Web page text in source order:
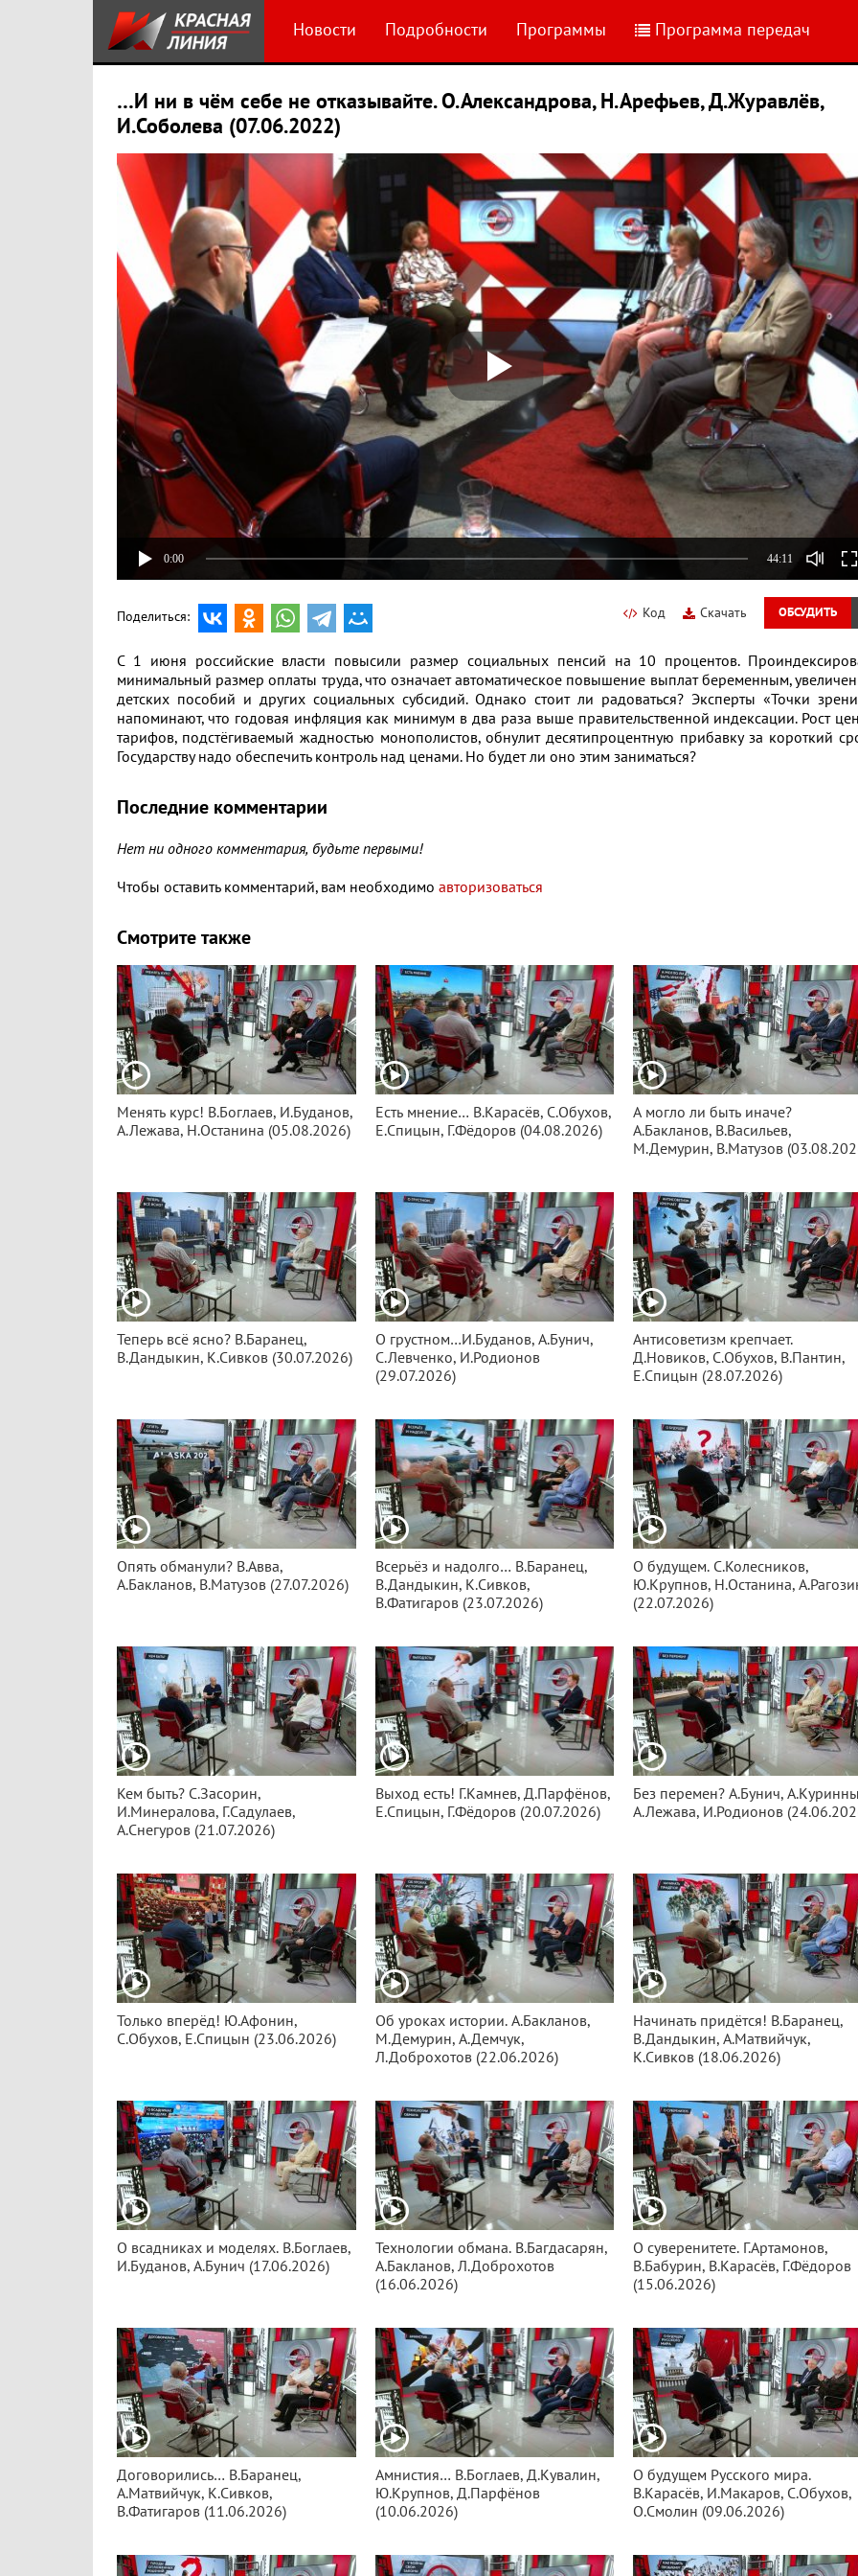
Новости Подробности Программы Программа передач
…И ни в чём себе не отказывайте. О.Александрова, Н.Арефьев, Д.Журавлёв,
И.Соболева (07.06.2022)
0:00 44:11
ОБСУДИТЬ
Скачать
Код
Поделиться:
С 1 июня российские власти повысили размер социальных пенсий на 10 процентов.
минимальный размер оплаты труда, что означает автоматическое повышение выплат беременным,
детских пособий и других социальных субсидий. Однако стоит ли радоваться? Эксперты «Точки
напоминают, что годовая инфляция как минимум в два раза выше правительственной индексации. Рост
тарифов, подстёгиваемый жадностью монополистов, обнулит десятипроцентную прибавку за короткий
Государству надо обеспечить контроль над ценами. Но будет ли оно этим заниматься?
Последние комментарии
Нет ни одного комментария, будьте первыми!
Чтобы оставить комментарий, вам необходимо авторизоваться
Смотрите также
Менять курс! В.Боглаев, И.Буданов,
А.Лежава, Н.Останина (05.08.2026)
Есть мнение… В.Карасёв, С.Обухов,
Е.Спицын, Г.Фёдоров (04.08.2026)
А могло ли быть иначе?
А.Бакланов, В.Васильев,
М.Демурин, В.Матузов
Теперь всё ясно? В.Баранец,
В.Дандыкин, К.Сивков (30.07.2026)
О грустном…И.Буданов, А.Бунич,
С.Левченко, И.Родионов
(29.07.2026)
Антисоветизм крепчает.
Д.Новиков, С.Обухов, В.Пантин,
Е.Спицын (28.07.2026)
Опять обманули? В.Авва,
А.Бакланов, В.Матузов (27.07.2026)
Всерьёз и надолго… В.Баранец,
В.Дандыкин, К.Сивков,
В.Фатигаров (23.07.2026)
О будущем. С.Колесников,
Ю.Крупнов, Н.Останина,
(22.07.2026)
Кем быть? С.Засорин,
И.Минералова, Г.Садулаев,
А.Снегуров (21.07.2026)
Выход есть! Г.Камнев, Д.Парфёнов,
Е.Спицын, Г.Фёдоров (20.07.2026)
Без перемен? А.Бунич,
А.Лежава, И.Родионов
Только вперёд! Ю.Афонин,
С.Обухов, Е.Спицын (23.06.2026)
Об уроках истории. А.Бакланов,
М.Демурин, А.Демчук,
Л.Доброхотов (22.06.2026)
Начинать придётся! В.Баранец,
В.Дандыкин, А.Матвийчук,
К.Сивков (18.06.2026)
О всадниках и моделях. В.Боглаев,
И.Буданов, А.Бунич (17.06.2026)
Технологии обмана. В.Багдасарян,
А.Бакланов, Л.Доброхотов
(16.06.2026)
О суверенитете. Г.Артамонов,
В.Бабурин, В.Карасёв, Г.Фёдоров
(15.06.2026)
Договорились… В.Баранец,
А.Матвийчук, К.Сивков,
В.Фатигаров (11.06.2026)
Амнистия… В.Боглаев, Д.Кувалин,
Ю.Крупнов, Д.Парфёнов
(10.06.2026)
О будущем Русского мира.
В.Карасёв, И.Макаров, С.Обухов,
О.Смолин (09.06.2026)